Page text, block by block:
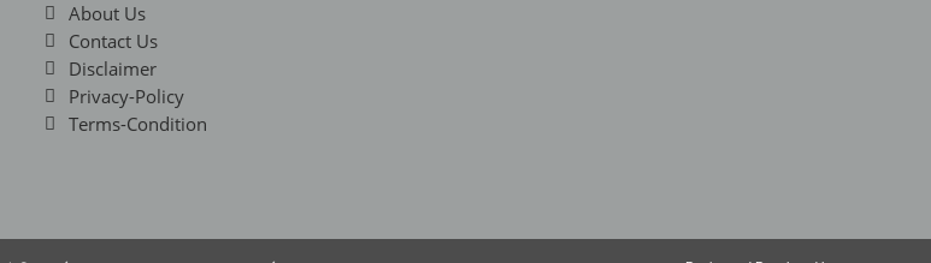
About Us
Contact Us
Disclaimer
Privacy-Policy
Terms-Condition